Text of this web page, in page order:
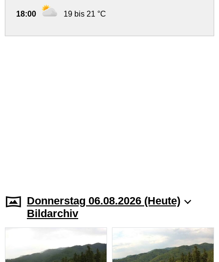
18:00 19 bis 21 °C
Donnerstag 06.08.2026 (Heute)
Bildarchiv